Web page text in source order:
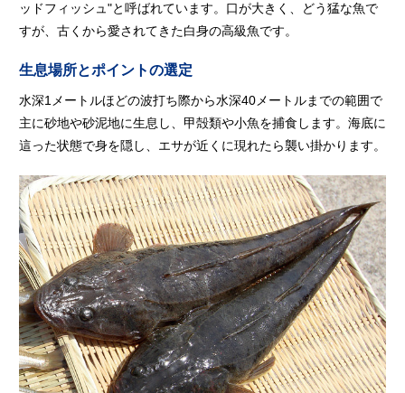
ッドフィッシュ"と呼ばれています。口が大きく、どう猛な魚で
すが、古くから愛されてきた白身の高級魚です。
生息場所とポイントの選定
水深1メートルほどの波打ち際から水深40メートルまでの範囲で
主に砂地や砂泥地に生息し、甲殻類や小魚を捕食します。海底に
這った状態で身を隠し、エサが近くに現れたら襲い掛かります。